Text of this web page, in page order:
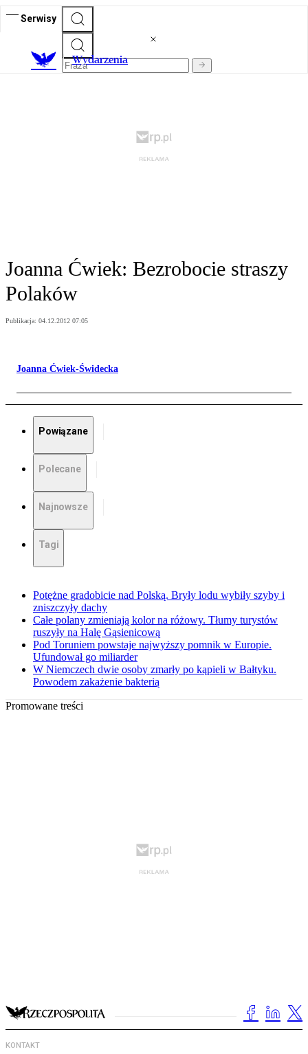
Serwisy
Wydarzenia
Joanna Ćwiek: Bezrobocie straszy
Polaków
Publikacja: 04.12.2012 07:05
Joanna Ćwiek-Świdecka
Powiązane
Polecane
Najnowsze
Tagi
Potężne gradobicie nad Polską. Bryły lodu wybiły szyby i
zniszczyły dachy
Całe polany zmieniają kolor na różowy. Tłumy turystów
ruszyły na Halę Gąsienicową
Pod Toruniem powstaje najwyższy pomnik w Europie.
Ufundował go miliarder
W Niemczech dwie osoby zmarły po kąpieli w Bałtyku.
Powodem zakażenie bakterią
Promowane treści
KONTAKT